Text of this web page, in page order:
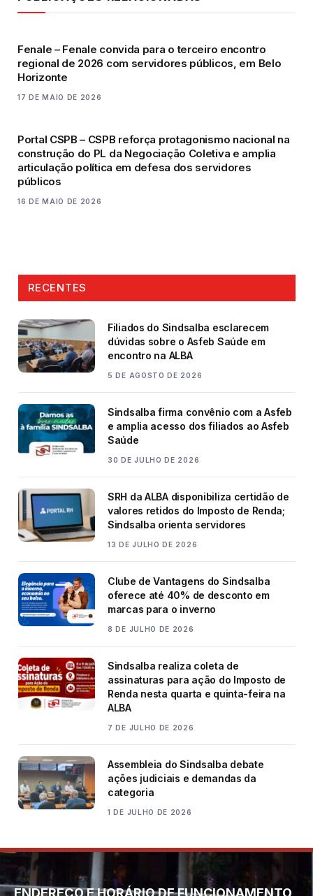
Fenale – Fenale convida para o terceiro encontro
regional de 2026 com servidores públicos, em Belo
Horizonte
17 DE MAIO DE 2026
Portal CSPB – CSPB reforça protagonismo nacional na
construção do PL da Negociação Coletiva e amplia
articulação política em defesa dos servidores
públicos
16 DE MAIO DE 2026
RECENTES
Filiados do Sindsalba esclarecem
dúvidas sobre o Asfeb Saúde em
encontro na ALBA
5 DE AGOSTO DE 2026
Sindsalba firma convênio com a Asfeb
e amplia acesso dos filiados ao Asfeb
Saúde
30 DE JULHO DE 2026
SRH da ALBA disponibiliza certidão de
valores retidos do Imposto de Renda;
Sindsalba orienta servidores
13 DE JULHO DE 2026
Clube de Vantagens do Sindsalba
oferece até 40% de desconto em
marcas para o inverno
8 DE JULHO DE 2026
Sindsalba realiza coleta de
assinaturas para ação do Imposto de
Renda nesta quarta e quinta-feira na
ALBA
7 DE JULHO DE 2026
Assembleia do Sindsalba debate
ações judiciais e demandas da
categoria
1 DE JULHO DE 2026